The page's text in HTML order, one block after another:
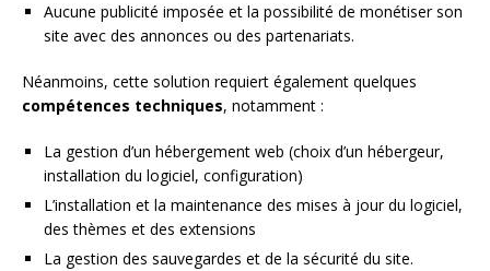
Aucune publicité imposée et la possibilité de monétiser son
site avec des annonces ou des partenariats.
Néanmoins, cette solution requiert également quelques
compétences techniques, notamment :
La gestion d’un hébergement web (choix d’un hébergeur,
installation du logiciel, configuration)
L’installation et la maintenance des mises à jour du logiciel,
des thèmes et des extensions
La gestion des sauvegardes et de la sécurité du site.